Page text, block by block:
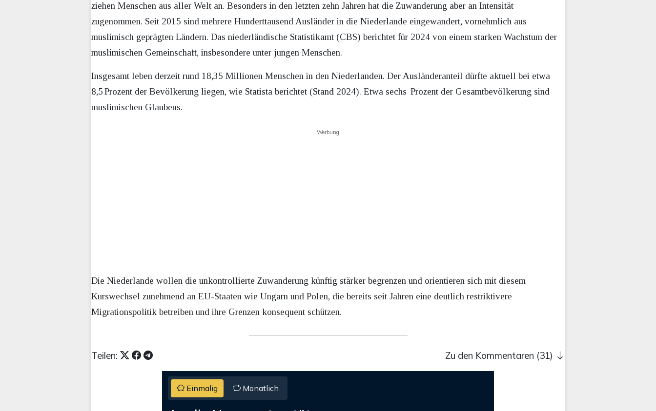
ziehen Menschen aus aller Welt an. Besonders in den letzten zehn Jahren hat die Zuwanderung aber an Intensität
zugenommen. Seit 2015 sind mehrere Hunderttausend Ausländer in die Niederlande eingewandert, vornehmlich aus
muslimisch geprägten Ländern. Das niederländische Statistikamt (CBS) berichtet für 2024 von einem starken Wachstum der
muslimischen Gemeinschaft, insbesondere unter jungen Menschen.
Insgesamt leben derzeit rund 18,35 Millionen Menschen in den Niederlanden. Der Ausländeranteil dürfte aktuell bei etwa
8,5 Prozent der Bevölkerung liegen, wie Statista berichtet (Stand 2024). Etwa sechs Prozent der Gesamtbevölkerung sind
muslimischen Glaubens.
Werbung
Die Niederlande wollen die unkontrollierte Zuwanderung künftig stärker begrenzen und orientieren sich mit diesem
Kurswechsel zunehmend an EU-Staaten wie Ungarn und Polen, die bereits seit Jahren eine deutlich restriktivere
Migrationspolitik betreiben und ihre Grenzen konsequent schützen.
Teilen: Zu den Kommentaren (31)
Einmalig Monatlich